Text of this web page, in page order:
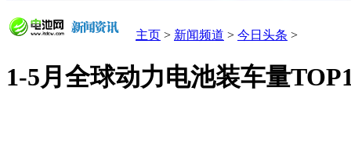
主页 > 新闻频道 > 今日头条 >
1-5月全球动力电池装车量